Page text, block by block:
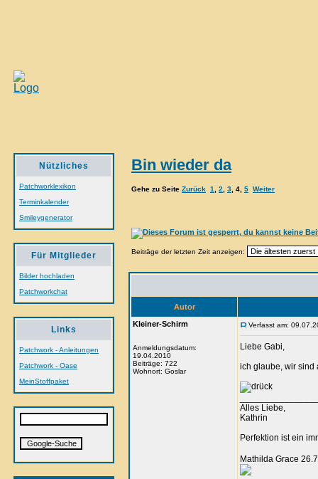
Nützliches
Patchworklexikon
Terminkalender
Smileygenerator
Für Mitglieder
Bilder hochladen
Patchworkchat
Links
Patchwork - Anleitungen
Patchwork - Oase
MeinStoffpaket
Bin wieder da
Gehe zu Seite Zurück 1 2 3 4 5 Weiter
Beiträge der letzten Zeit anzeigen:
Autor
Kleiner-Schirm
Anmeldungsdatum:
19.04.2010
Beiträge: 722
Wohnort: Goslar
Verfasst am:
Liebe Gabi,
ich glaube, wir sind
Alles Liebe,
Kathrin
Perfektion ist ein
Mathilda Grace